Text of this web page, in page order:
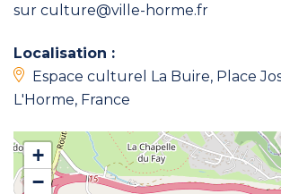
sur culture@ville-horme.fr
Localisation :
Espace culturel La Buire, Place
L'Horme, France
+
−